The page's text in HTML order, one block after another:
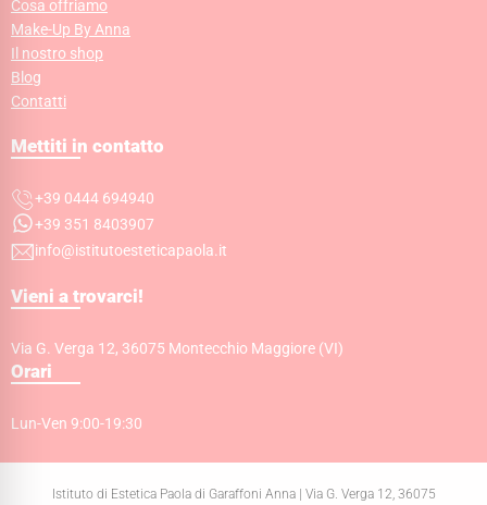
Cosa offriamo
Make-Up By Anna
Il nostro shop
Blog
Contatti
Mettiti in contatto
+39 0444 694940
+39 351 8403907
info@istitutoesteticapaola.it
Vieni a trovarci!
Via G. Verga 12, 36075 Montecchio Maggiore (VI)
Orari
Lun-Ven 9:00-19:30
Istituto di Estetica Paola di Garaffoni Anna | Via G. Verga 12, 36075